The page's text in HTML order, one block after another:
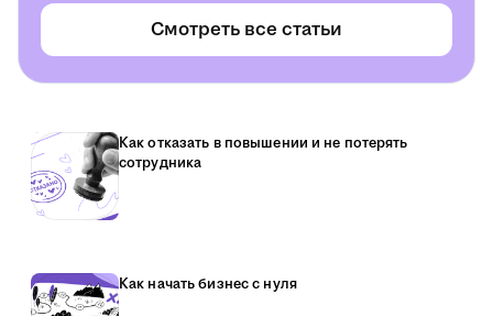
Смотреть все статьи
Как отказать в повышении и не потерять
сотрудника
Как начать бизнес с нуля